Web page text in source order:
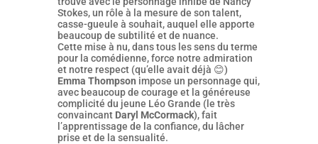
Stokes, un rôle à la mesure de son talent,
casse-gueule à souhait, auquel elle apporte
beaucoup de subtilité et de nuance.
Cette mise à nu, dans tous les sens du terme
pour la comédienne, force notre admiration
et notre respect (qu’elle avait déjà 😊)
Emma Thompson impose un personnage qui,
avec beaucoup de courage et la généreuse
complicité du jeune Léo Grande (le très
convaincant Daryl McCormack), fait
l’apprentissage de la confiance, du lâcher
prise et de la sensualité.